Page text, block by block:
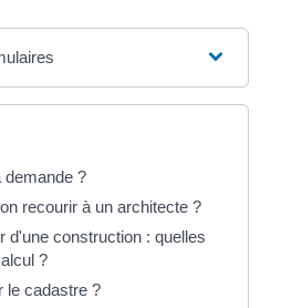
demande ?
recourir à un architecte ?
d'une construction : quelles
?
le cadastre ?